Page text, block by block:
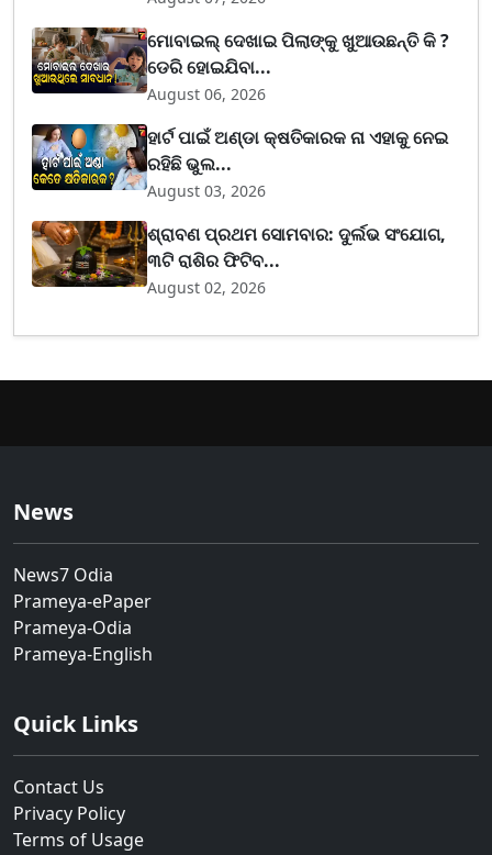
ମୋବାଇଲ୍ ଦେଖାଇ ପିଲାଙ୍କୁ ଖୁଆଉଛନ୍ତି କି ?
ଡେରି ହୋଇଯିବା...
August 06, 2026
ହାର୍ଟ ପାଇଁ ଅଣ୍ଡା କ୍ଷତିକାରକ ନା ଏହାକୁ ନେଇ
ରହିଛି ଭୁଲ...
August 03, 2026
ଶ୍ରାବଣ ପ୍ରଥମ ସୋମବାର: ଦୁର୍ଲଭ ସଂଯୋଗ,
୩ଟି ରାଶିର ଫିଟିବ...
August 02, 2026
News
News7 Odia
Prameya-ePaper
Prameya-Odia
Prameya-English
Quick Links
Contact Us
Privacy Policy
Terms of Usage